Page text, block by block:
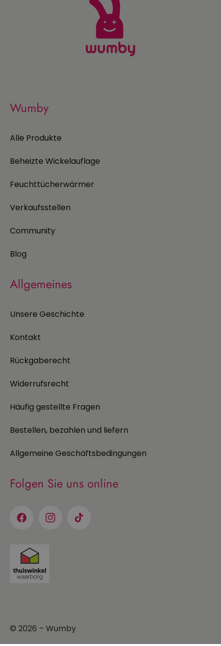
Wumby
Alle Produkte
Beheizte Wickelauflage
Feuchttücherwärmer
Verkaufsstellen
Community
Blog
Allgemeines
Unsere Geschichte
Kontakt
Rückgaberecht
Widerrufsrecht
Häufig gestellte Fragen
Bestellen, bezahlen und liefern
Allgemeine Geschäftsbedingungen
Folgen Sie uns online
FacebookInstagramTikTok
© 2026 – Wumby